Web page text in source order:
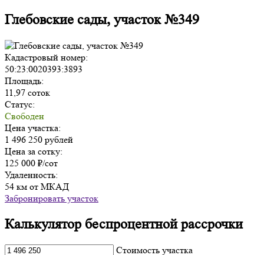
Глебовские сады, участок №349
Кадастровый номер:
50:23:0020393:3893
Площадь:
11,97 соток
Статус:
Свободен
Цена участка:
1 496 250 рублей
Цена за сотку:
125 000 ₽/сот
Удаленность:
54 км от МКАД
Забронировать участок
Калькулятор беспроцентной рассрочки
Cтоимость участка